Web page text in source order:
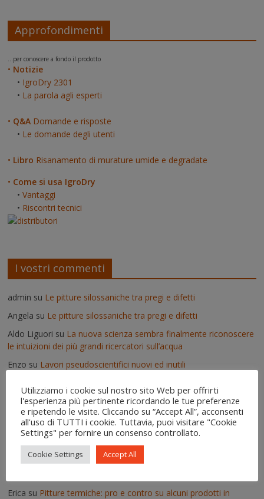
Approfondimenti
...per conoscere a fondo il prodotto
• Notizie
• IgroDry 2301
• La parola agli esperti
• Q&A Domande e risposte
• Le domande degli utenti
• Libro Risanamento di murature umide e degradate
• Come si usa IgroDry
•Vantaggi
• Riscontri tecnici
I vostri commenti
admin su Le pitture silossaniche tra pregi e difetti
Angela su Le pitture silossaniche tra pregi e difetti
Aldo Liguori su La nuova scienza sembra finalmente riconoscere
le intuizioni dei più grandi ricercatori sull’acqua
Enzo su Lavori pseudoscientifici nuovi ed inutili
VittoriosuDeumidificatori: perché non vanno usati nei muri
umidi
Il risanamento delle murature dopo un'alluvione - IgroDry
Come si usa IgroDry
adminsuPitture termiche: pro e contro su alcuni prodotti in
Erica su Pitture termiche: pro e contro su alcuni prodotti in
Utilizziamo i cookie sul nostro sito Web per offrirti
l'esperienza più pertinente ricordando le tue preferenze
e ripetendo le visite. Cliccando su “Accept All”, acconsenti
all'uso di TUTTI i cookie. Tuttavia, puoi visitare "Cookie
Settings" per fornire un consenso controllato.
Cookie Settings Accept All